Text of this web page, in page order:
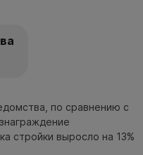
по сравнению с
стройки выросло на 13%